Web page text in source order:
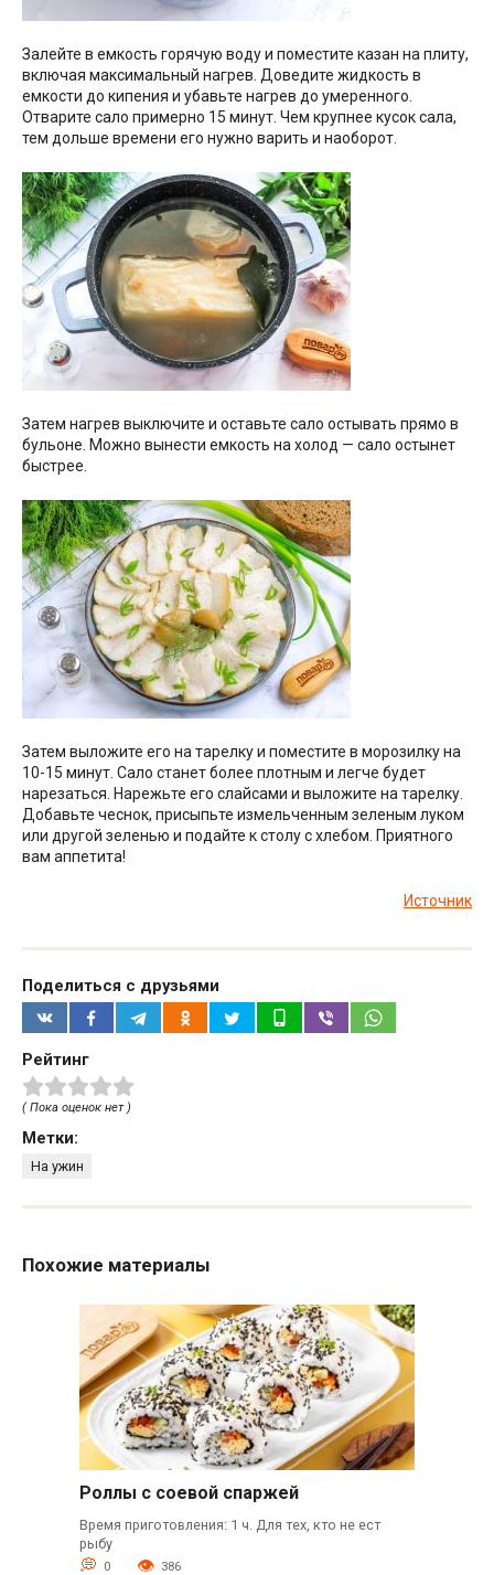
Залейте в емкость горячую воду и поместите казан на плиту,
включая максимальный нагрев. Доведите жидкость в
емкости до кипения и убавьте нагрев до умеренного.
Отварите сало примерно 15 минут. Чем крупнее кусок сала,
тем дольше времени его нужно варить и наоборот.
Затем нагрев выключите и оставьте сало остывать прямо в
бульоне. Можно вынести емкость на холод — сало остынет
быстрее.
Затем выложите его на тарелку и поместите в морозилку на
10-15 минут. Сало станет более плотным и легче будет
нарезаться. Нарежьте его слайсами и выложите на тарелку.
Добавьте чеснок, присыпьте измельченным зеленым луком
или другой зеленью и подайте к столу с хлебом. Приятного
вам аппетита!
Источник
Поделиться с друзьями
Рейтинг
( Пока оценок нет )
Метки:
На ужин
Похожие материалы
Роллы с соевой спаржей
Время приготовления: 1 ч. Для тех, кто не ест
рыбу
0 386